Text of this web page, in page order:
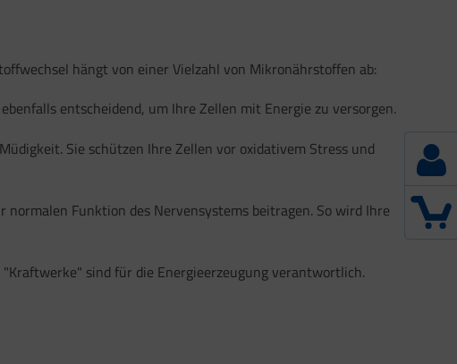
hängt von einer Vielzahl von Mikronährstoffen ab:
entscheidend, um Ihre Zellen mit Energie zu versorgen.
Sie schützen Ihre Zellen vor oxidativem Stress und
Funktion des Nervensystems beitragen. So wird Ihre
sind für die Energieerzeugung verantwortlich.